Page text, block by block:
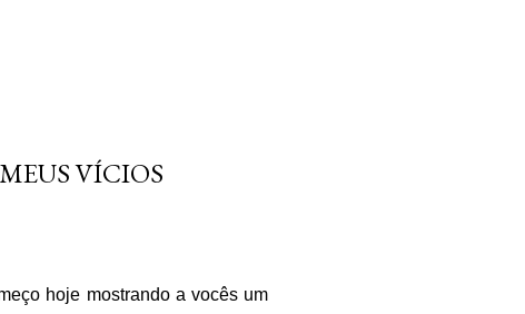
VÍCIOS
hoje mostrando a vocês um